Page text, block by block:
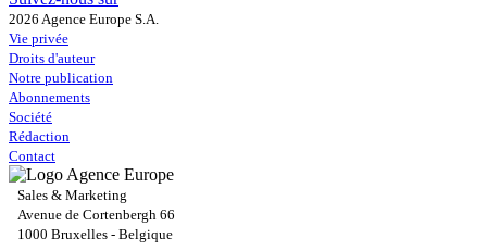
2026 Agence Europe S.A.
Vie privée
Droits d'auteur
Notre publication
Abonnements
Société
Rédaction
Contact
Sales & Marketing
Avenue de Cortenbergh 66
1000 Bruxelles - Belgique